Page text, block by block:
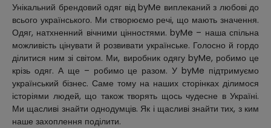
Унікальний брендовий одяг від byMe виплеканий з любові до
всього українського. Ми створюємо речі, що мають значення.
Одяг, натхненний вічними цінностями. byMe – наша спільна
можливість цінувати й розвивати українське. Голосно й гордо
ділитися ним зі світом. Ми, виробник одягу byMe, робимо це
крізь одяг. А ще – робимо це разом. У byMe підтримуємо
український бізнес. Саме тому на наших сторінках ділимося
історіями людей, що також творять щось чудесне в Україні.
Ми щасливі знайти однодумців. Як і щасливі знайти тих, з ким
наше захоплення поділити.